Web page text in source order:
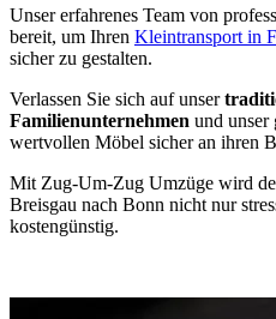
Unser erfahrenes Team von
bereit, um Ihren Kleintransport in
sicher zu gestalten.
Verlassen Sie sich auf unser
Familienunternehmen und unser
wertvollen Möbel sicher an ihren
Mit Zug-Um-Zug Umzüge wird
Breisgau nach Bonn nicht nur
kostengünstig.